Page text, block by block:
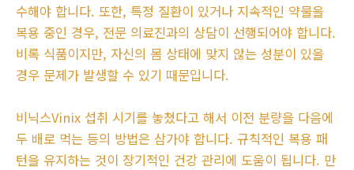
수해야 합니다. 또한, 특정 질환이 있거나 지속적인 약물을
복용 중인 경우, 전문 의료진과의 상담이 선행되어야 합니다.
비록 식품이지만, 자신의 몸 상태에 맞지 않는 성분이 있을
경우 문제가 발생할 수 있기 때문입니다.
비닉스Vinix 섭취 시기를 놓쳤다고 해서 이전 분량을 다음에
두 배로 먹는 등의 방법은 삼가야 합니다. 규칙적인 복용 패
턴을 유지하는 것이 장기적인 건강 관리에 도움이 됩니다. 만